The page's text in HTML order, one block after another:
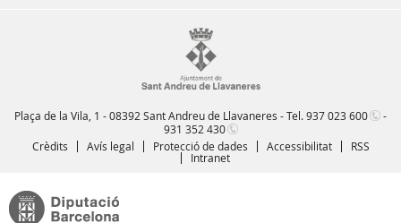
Plaça de la Vila, 1 - 08392 Sant Andreu de Llavaneres - Tel.937 023 600
-
931 352 430
Crèdits
Avís legal Protecció de dades Accessibilitat
RSS
Intranet